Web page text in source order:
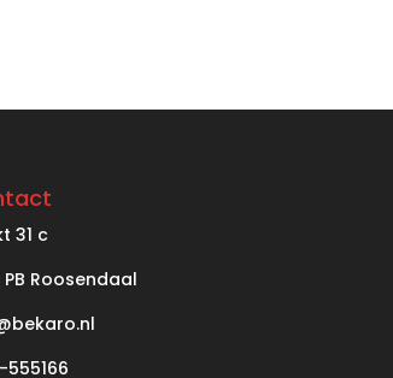
31 c
PB Roosendaal
555166